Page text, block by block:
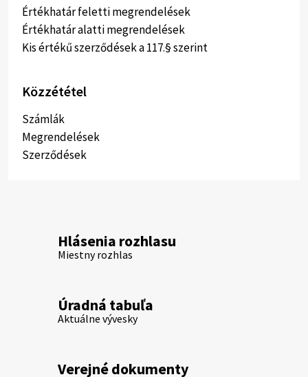
Értékhatár feletti megrendelések
Értékhatár alatti megrendelések
Kis értékű szerződések a 117.§ szerint
Közzététel
Számlák
Megrendelések
Szerződések
Hlásenia rozhlasu
Miestny rozhlas
Úradná tabuľa
Aktuálne vývesky
Verejné dokumenty